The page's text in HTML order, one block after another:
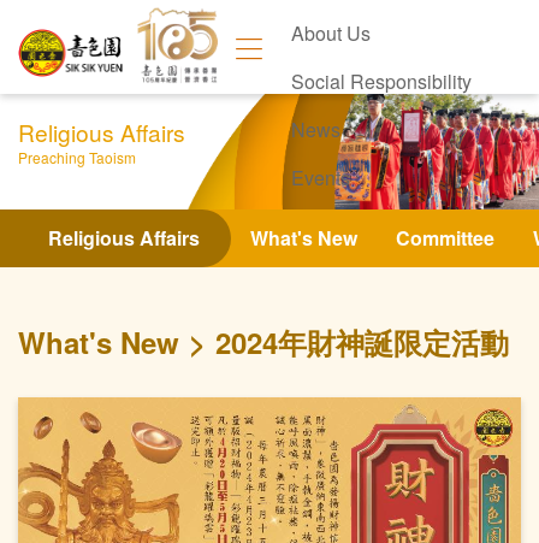
About Us
Social Responsibility
News
Events
Contact Us
Religious Affairs
Preaching Taoism
Religious Affairs What's New Committee
What's New 2024年財神誕限定活動